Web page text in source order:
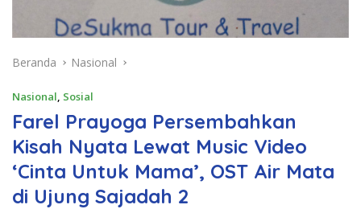
Beranda Nasional
Nasional, Sosial
Farel Prayoga Persembahkan
Kisah Nyata Lewat Music Video
‘Cinta Untuk Mama’, OST Air Mata
di Ujung Sajadah 2